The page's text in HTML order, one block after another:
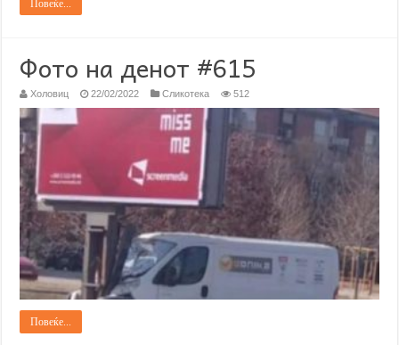
Повеќе...
Фото на денот #615
Холовиц 22/02/2022 Сликотека 512
Повеќе...